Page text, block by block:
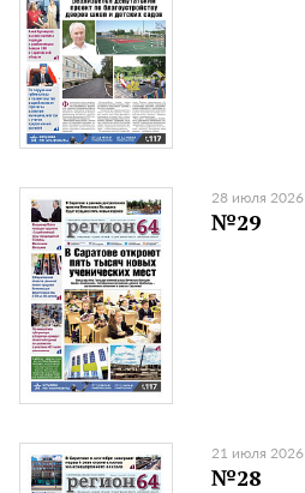
28 июля 2026
№29
21 июля 2026
№28